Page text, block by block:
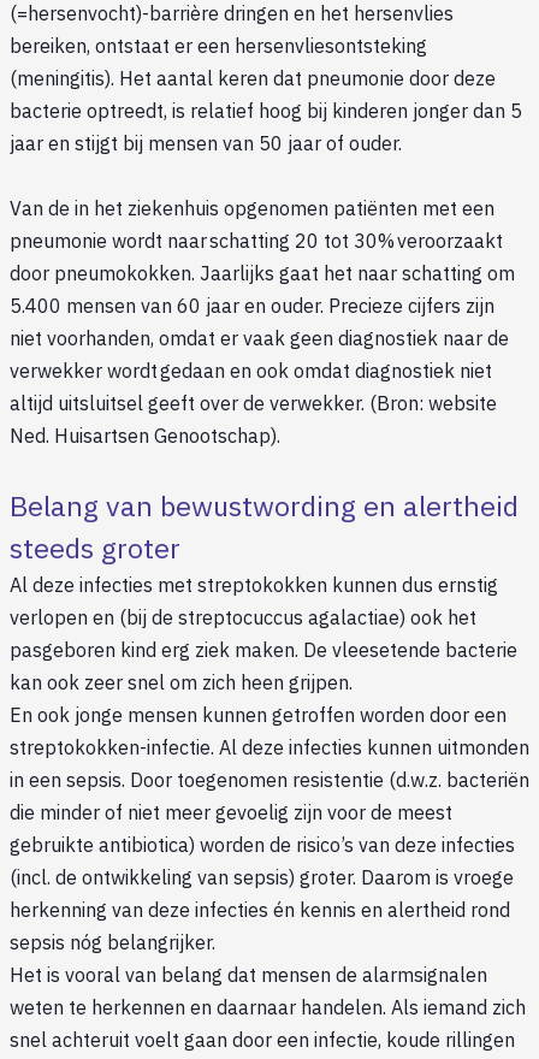
(=hersenvocht)-barrière dringen en het hersenvlies
bereiken, ontstaat er een hersenvliesontsteking
(meningitis). Het aantal keren dat pneumonie door deze
bacterie optreedt, is relatief hoog bij kinderen jonger dan 5
jaar en stijgt bij mensen van 50 jaar of ouder.
Van de in het ziekenhuis opgenomen patiënten met een
pneumonie wordt naar schatting 20 tot 30% veroorzaakt
door pneumokokken. Jaarlijks gaat het naar schatting om
5.400 mensen van 60 jaar en ouder. Precieze cijfers zijn
niet voorhanden, omdat er vaak geen diagnostiek naar de
verwekker wordt gedaan en ook omdat diagnostiek niet
altijd uitsluitsel geeft over de verwekker. (Bron: website
Ned. Huisartsen Genootschap).
Belang van bewustwording en alertheid
steeds groter
Al deze infecties met streptokokken kunnen dus ernstig
verlopen en (bij de streptocuccus agalactiae) ook het
pasgeboren kind erg ziek maken. De vleesetende bacterie
kan ook zeer snel om zich heen grijpen.
En ook jonge mensen kunnen getroffen worden door een
streptokokken-infectie. Al deze infecties kunnen uitmonden
in een sepsis. Door toegenomen resistentie (d.w.z. bacteriën
die minder of niet meer gevoelig zijn voor de meest
gebruikte antibiotica) worden de risico’s van deze infecties
(incl. de ontwikkeling van sepsis) groter. Daarom is vroege
herkenning van deze infecties én kennis en alertheid rond
sepsis nóg belangrijker.
Het is vooral van belang dat mensen de alarmsignalen
weten te herkennen en daarnaar handelen. Als iemand zich
snel achteruit voelt gaan door een infectie, koude rillingen